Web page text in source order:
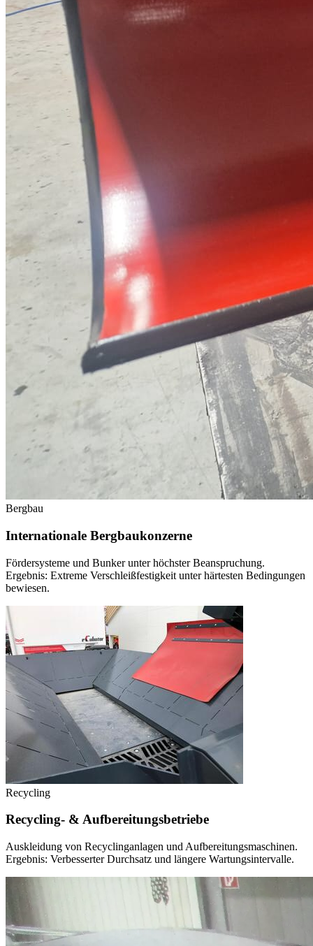
Bergbau
Internationale Bergbaukonzerne
Fördersysteme und Bunker unter höchster Beanspruchung.
Ergebnis: Extreme Verschleißfestigkeit unter härtesten Bedingungen
bewiesen.
Recycling
Recycling- & Aufbereitungsbetriebe
Auskleidung von Recyclinganlagen und Aufbereitungsmaschinen.
Ergebnis: Verbesserter Durchsatz und längere Wartungsintervalle.